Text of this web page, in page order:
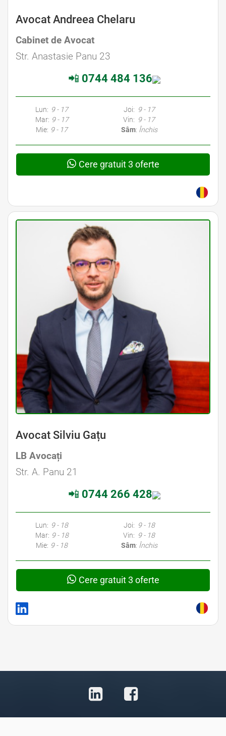
Avocat Andreea Chelaru
Cabinet de Avocat
Str. Anastasie Panu 23
📲 0744 484 136
Lun: 9 - 17
Mar: 9 - 17
Mie: 9 - 17
Joi: 9 - 17
Vin: 9 - 17
Sâm: Închis
Cere gratuit 3 oferte
Avocat Silviu Gațu
LB Avocați
Str. A. Panu 21
📲 0744 266 428
Lun: 9 - 18
Mar: 9 - 18
Mie: 9 - 18
Joi: 9 - 18
Vin: 9 - 18
Sâm: Închis
Cere gratuit 3 oferte